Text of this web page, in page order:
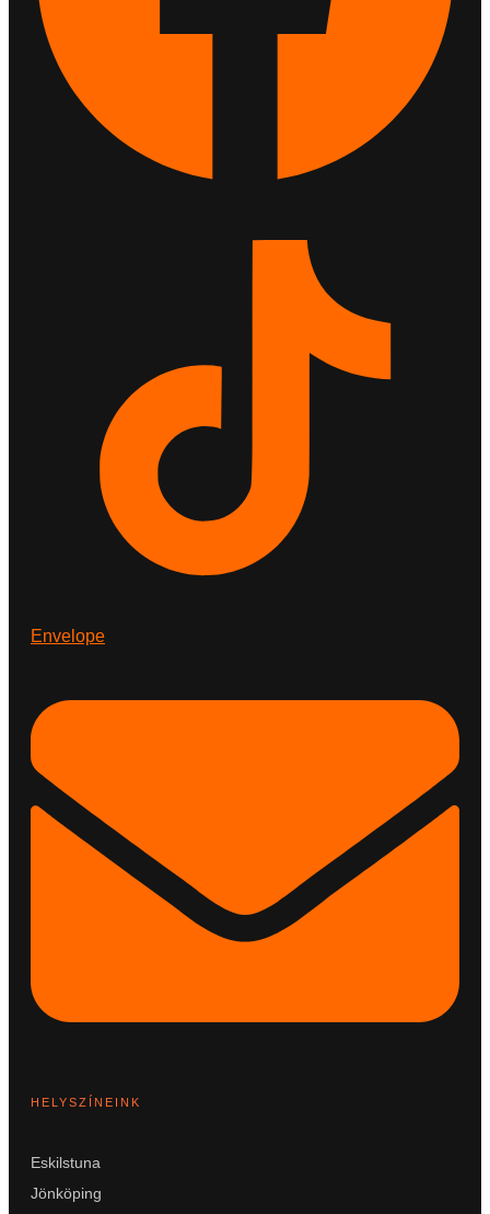
Envelope
HELYSZÍNEINK
Eskilstuna
Jönköping